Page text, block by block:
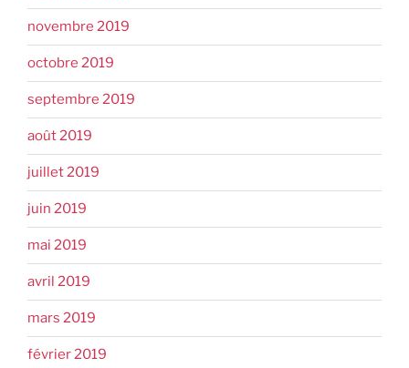
novembre 2019
octobre 2019
septembre 2019
août 2019
juillet 2019
juin 2019
mai 2019
avril 2019
mars 2019
février 2019